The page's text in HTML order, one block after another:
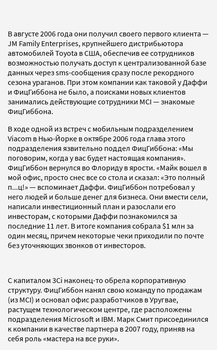
В августе 2006 года они получил своего первого клиента —
JM Family Enterprises, крупнейшего дистрибьютора
автомобилей Toyota в США, обеспечив ее сотрудников
возможностью получать доступ к централизованной базе
данных через sms-сообщения сразу после рекордного
сезона ураганов. При этом компании как таковой у Даффи
и ФицГиббона не было, а поисками новых клиентов
занимались действующие сотрудники MCI — знакомые
ФицГиббона.
В ходе одной из встреч с мобильным подразделением
Viacom в Нью-Йорке в октябре 2006 года глава этого
подразделения язвительно поддел ФицГиббона: «Мы
поговорим, когда у вас будет настоящая компания».
ФицГиббон вернулся во Флориду в ярости. «Майк вошел в
мой офис, просто снес все со стола и сказал: «Это полный
п...ц!» — вспоминает Даффи. ФицГиббон потребовал у
него людей и больше денег для бизнеса. Они вмести сели,
написали инвестиционный план и разослали его
инвесторам, с которыми Даффи познакомился за
последние 11 лет. В итоге компания собрала $1 млн за
один месяц, причем некоторые чеки приходили по почте
без уточняющих звонков от инвесторов.
С капиталом 3Ci наконец-то обрела корпоративную
структуру. ФицГиббон нанял свою команду по продажам
(из MCI) и основал офис разработчиков в Уругвае,
растущем технологическом центре, где расположены
подразделения Microsoft и IBM. Марк Смит присоединился
к компании в качестве партнера в 2007 году, приняв на
себя роль «мастера на все руки».